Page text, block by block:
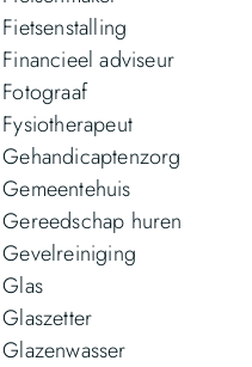
Fietsenstalling
Financieel adviseur
Fotograaf
Fysiotherapeut
Gehandicaptenzorg
Gemeentehuis
Gereedschap huren
Gevelreiniging
Glas
Glaszetter
Glazenwasser